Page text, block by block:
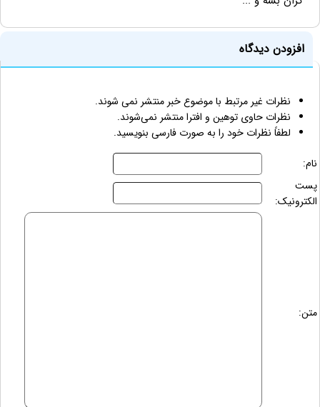
افزودن دیدگاه
نظرات غیر مرتبط با موضوع خبر منتشر نمی شوند.
نظرات حاوی توهین و افترا منتشر نمی‌شوند.
لطفاً نظرات خود را به صورت فارسی بنویسید.
نام:
پست
الکترونیک:
متن: